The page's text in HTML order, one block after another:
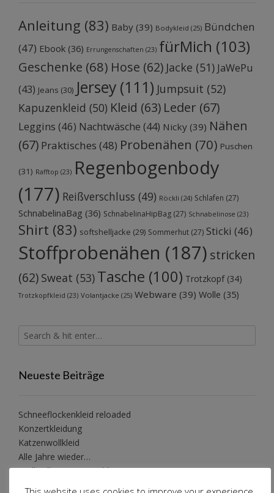
Anleitung (83) Baby (39) Bodykleid (25) Bündchen
(47) Ebook (36) Errungenschaften (23) fürMich (103)
Geschenke (68) Hose (62) Jacke (51) JaWePu
(43) Jeans (30) Jersey (111) Jumpsuit (52)
Kapuzenkleid (50) Kleid (63) Leder (67)
Leggins (46) Nachtwäsche (44) Nicky (39) Nähen
(67) Praktisches (48) Probenähen (70) Puschen
(31) Rafftop (23) Regenbogenbody
(177) Reißverschluss (49) Röckli (24) Schlafen (27)
SchnabelinaBag (36) SchnabelinaHipBag (27) Schnabelinose (23)
Shirt (83) softshelljacke (29) Sommerhut (27) Sticki (46)
Stoffprobenähen (187) stricken
(62) Sweat (53) Tasche (100) Trotzkopf(34)
Trotzkopfkleid (23) Volantjacke (25) Webware (39) Wolle (35)
Neueste Beiträge
Schneeflockenkleid reloaded
Konzertkleidung
Katzenwollkleid
Alle Jahre wieder…
Wollwalkanzug Pusteblume